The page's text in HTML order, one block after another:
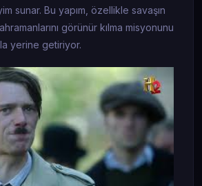
sunar. Bu yapım, özellikle savaşın
görünür kılma misyonunu
yerine getiriyor.